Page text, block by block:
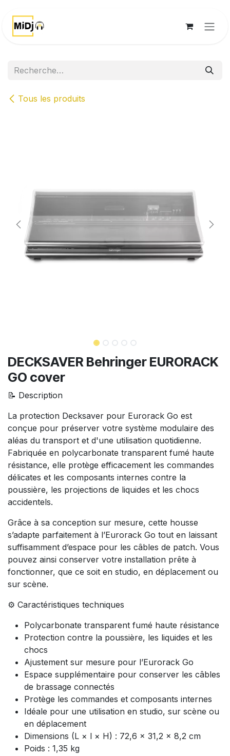
Tous les produits
DECKSAVER Behringer EURORACK
GO cover
📝 Description
La protection Decksaver pour Eurorack Go est
conçue pour préserver votre système modulaire des
aléas du transport et d'une utilisation quotidienne.
Fabriquée en polycarbonate transparent fumé haute
résistance, elle protège efficacement les commandes
délicates et les composants internes contre la
poussière, les projections de liquides et les chocs
accidentels.
Grâce à sa conception sur mesure, cette housse
s’adapte parfaitement à l’Eurorack Go tout en laissant
suffisamment d’espace pour les câbles de patch. Vous
pouvez ainsi conserver votre installation prête à
fonctionner, que ce soit en studio, en déplacement ou
sur scène.
⚙️ Caractéristiques techniques
Polycarbonate transparent fumé haute résistance
Protection contre la poussière, les liquides et les
chocs
Ajustement sur mesure pour l’Eurorack Go
Espace supplémentaire pour conserver les câbles
de brassage connectés
Protège les commandes et composants internes
Idéale pour une utilisation en studio, sur scène ou
en déplacement
Dimensions (L × l × H) : 72,6 × 31,2 × 8,2 cm
Poids : 1,35 kg